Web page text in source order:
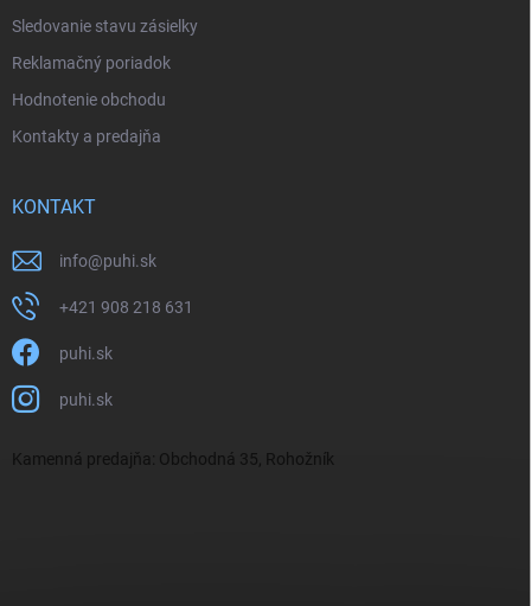
Sledovanie stavu zásielky
Reklamačný poriadok
Hodnotenie obchodu
Kontakty a predajňa
KONTAKT
info@puhi.sk
+421 908 218 631
puhi.sk
puhi.sk
Kamenná predajňa: Obchodná 35, Rohožník